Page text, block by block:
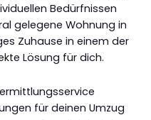
Bedürfnissen
gelegene Wohnung in
Zuhause in einem der
Lösung für dich.
für deinen Umzug